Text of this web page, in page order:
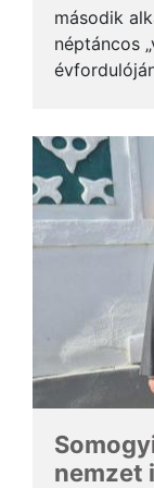
második
néptáncos
nemzet